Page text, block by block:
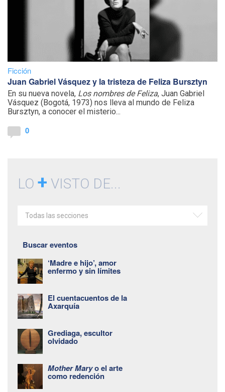
Ficción
Juan Gabriel Vásquez y la tristeza de Feliza Bursztyn
En su nueva novela, Los nombres de Feliza, Juan Gabriel
Vásquez (Bogotá, 1973) nos lleva al mundo de Feliza
Bursztyn, a conocer el misterio...
0
LO + VISTO DE...
Todas las secciones
Buscar eventos
‘Madre e hijo’, amor
enfermo y sin límites
El cuentacuentos de la
Axarquía
Grediaga, escultor
olvidado
Mother Maryo el arte
como redención